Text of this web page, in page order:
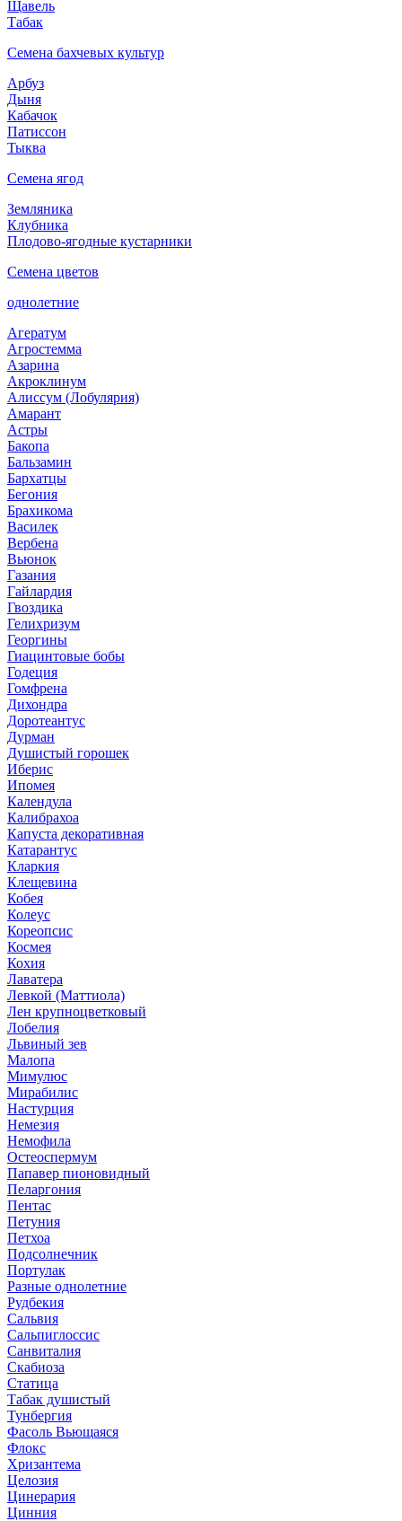
Щавель
Табак
Семена бахчевых культур
Арбуз
Дыня
Кабачок
Патиссон
Тыква
Семена ягод
Земляника
Клубника
Плодово-ягодные кустарники
Семена цветов
однолетние
Агератум
Агростемма
Азарина
Акроклинум
Алиссум (Лобулярия)
Амарант
Астры
Бакопа
Бальзамин
Бархатцы
Бегония
Брахикома
Василек
Вербена
Вьюнок
Газания
Гайлардия
Гвоздика
Гелихризум
Георгины
Гиацинтовые бобы
Годеция
Гомфрена
Дихондра
Доротеантус
Дурман
Душистый горошек
Иберис
Ипомея
Календула
Калибрахоа
Капуста декоративная
Катарантус
Кларкия
Клещевина
Кобея
Колеус
Кореопсис
Космея
Кохия
Лаватера
Левкой (Маттиола)
Лен крупноцветковый
Лобелия
Львиный зев
Малопа
Мимулюс
Мирабилис
Настурция
Немезия
Немофила
Остеоспермум
Папавер пионовидный
Пеларгония
Пентас
Петуния
Петхоа
Подсолнечник
Портулак
Разные однолетние
Рудбекия
Сальвия
Сальпиглоссис
Санвиталия
Скабиоза
Статица
Табак душистый
Тунбергия
Фасоль Вьющаяся
Флокс
Хризантема
Целозия
Цинерария
Цинния